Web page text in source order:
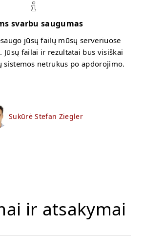
svarbu saugumas
jūsų failų mūsų serveriuose
Jūsų failai ir rezultatai bus visiškai
sistemos netrukus po apdorojimo.
Sukūrė Stefan Ziegler
ir atsakymai